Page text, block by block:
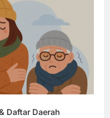
Daftar Daerah